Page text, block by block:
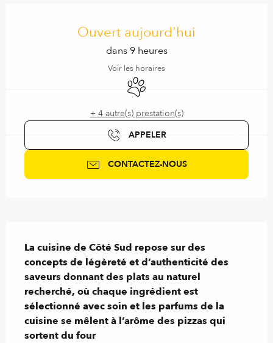
Ouvert aujourd'hui
dans 9 heures
Voir les horaires
Animaux acceptés
+ 4 autre(s) prestation(s)
APPELER
CONTACTEZ-NOUS
La cuisine de Côté Sud repose sur des
concepts de légèreté et d’authenticité des
saveurs donnant des plats au naturel
recherché, où chaque ingrédient est
sélectionné avec soin et les parfums de la
cuisine se mêlent à l’arôme des pizzas qui
sortent du four